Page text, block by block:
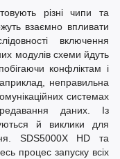
різні чипи та
взаємно впливати
включення
модулів схеми йдуть
конфліктам і
неправильна
системах
даних. Із
й виклики для
SDS5000X HD та
процес запуску всіх